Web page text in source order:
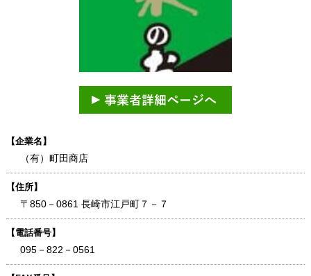
【企業名】
（有）町田商店
【住所】
〒850－0861 長崎市江戸町７－７
【電話番号】
095－822－0561